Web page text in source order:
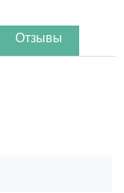
Отзывы